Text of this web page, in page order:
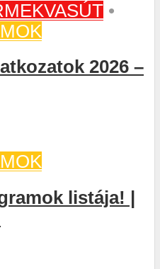
•
2026 –
listája! |